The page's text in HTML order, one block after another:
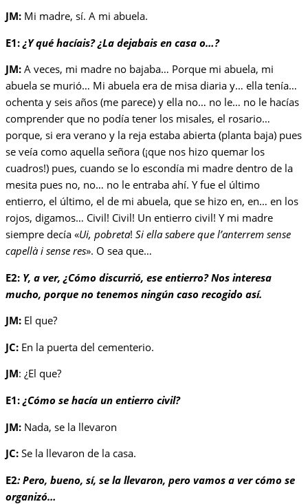
JM: Mi madre, sí. A mi abuela.
E1: ¿Y qué hacíais? ¿La dejabais en casa o…?
JM: A veces, mi madre no bajaba… Porque mi abuela, mi
abuela se murió… Mi abuela era de misa diaria y… ella tenía…
ochenta y seis años (me parece) y ella no… no le… no le hacías
comprender que no podía tener los misales, el rosario…
porque, si era verano y la reja estaba abierta (planta baja) pues
se veía como aquella señora (¡que nos hizo quemar los
cuadros!) pues, cuando se lo escondía mi madre dentro de la
mesita pues no, no… no le entraba ahí. Y fue el último
entierro, el último, el de mi abuela, que se hizo en, en… en los
rojos, digamos… Civil! Civil! Un entierro civil! Y mi madre
siempre decía «Ui, pobreta! Si ella sabere que l’anterrem sense
capellà i sense res». O sea que…
E2: Y, a ver, ¿Cómo discurrió, ese entierro? Nos interesa
mucho, porque no tenemos ningún caso recogido así.
JM: El que?
JC: En la puerta del cementerio.
JM: ¿El que?
E1: ¿Cómo se hacía un entierro civil?
JM: Nada, se la llevaron
JC: Se la llevaron de la casa.
E2: Pero, bueno, sí, se la llevaron, pero vamos a ver cómo se
organizó…